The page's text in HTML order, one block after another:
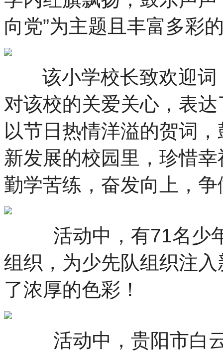
向党”为主题且丰富多彩
该小学校长致欢迎词
对该校的关爱关心，表
以节日热情洋溢的贺词
新发展的校园里，珍惜
勤学苦练，奋发向上，
活动中，有71名少年
组织，为少先队组织注
了浓厚的色彩！
活动中，贵阳市白云